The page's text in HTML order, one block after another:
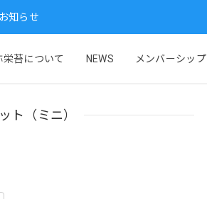
知らせ
栄苔について NEWS メンバーシップ
ト（ミニ）